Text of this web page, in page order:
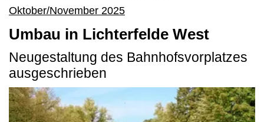
Oktober/November 2025
Umbau in Lichterfelde West
Neugestaltung des Bahnhofsvorplatzes
ausgeschrieben